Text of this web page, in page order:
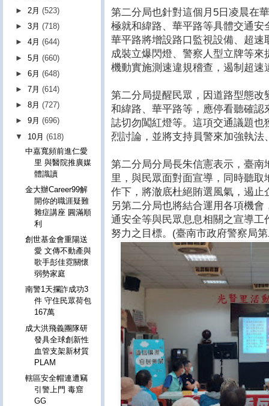
第二分局也針對這個月5日凌晨在
極就和緯路、華平路等具體交通
華平路將增設路口監視設備、超
成裝立爆閃燈、警察人型立牌等
機動實施測速違規稽查，遏制超速
第二分局提醒民眾，因道路型態
和緯路、華平路等，應停看聽確
誌切勿闖紅燈等。這項交通議題
烈討論，並將支持員警來加強執
第二分局分局長朱信憲表示，臺
里，與民眾面對面宣導，同時聽
作下，將澈底杜絕賄選風氣，遏
另第二分局也將結合運用各項機
通安全等與民眾息息相關之宣導
努力之目標。(臺南市政府警察局
► 2月(523)
►3月(718)
►4月(644)
►5月(660)
►6月(648)
►7月(614)
►8月(727)
►9月(696)
▼ 10月(618)
中嘉寬頻前進仁愛
里 與醫院推廣媒
體識讀
金大辦Career99解
開你的職涯疑難
雜症講座 圓滿順
利
創世基金會重陽送
愛 文傳不動產與
歌手彭佳霓關懷
弱勢家庭
南警1天攔詐成功3
件 守住民眾荷包
167萬
成大洪飛義團隊研
發具全球創新性
血管支架新材質
PLAM
轄區安全帽連遭竊
引警上門 毒窟
GG